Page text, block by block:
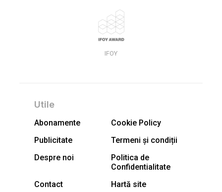
IFOY
Utile
Abonamente
Cookie Policy
Publicitate
Termeni și condiții
Despre noi
Politica de
Confidentialitate
Contact
Hartă site